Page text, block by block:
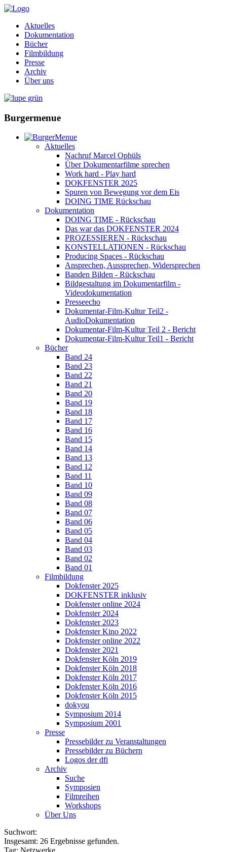
Aktuelles
Dokumentation
Bücher
Filmbildung
Presse
Archiv
Über uns
Burgermenue
Aktuelles
Nachruf Marcel Ophüls
Über Dokumentarfilme sprechen
Work hard - Play hard
DOKFENSTER 2025
Spuren von Bewegung vor dem Eis
DOING TIME Rückschau
Dokumentation
DOING TIME - Rückschau
Das war das DOKFENSTER 2024
PROZESSIEREN - Rückschau
KONSTELLATIONEN - Rückschau
Producing Spaces - Rückschau
Ansprechen, Aussprechen, Widersprechen
Banden Bilden - Rückschau
Bildgestaltung im Dokumentarfilm -
Videodokumentation
Presseecho
Dokumentar-Film-Kultur Teil2 -
AudioDokumentation
Dokumentar-Film-Kultur Teil 2 - Bericht
Dokumentar-Film-Kultur Teil1 - Bericht
Bücher
Band 24
Band 23
Band 22
Band 21
Band 20
Band 19
Band 18
Band 17
Band 16
Band 15
Band 14
Band 13
Band 12
Band 11
Band 10
Band 09
Band 08
Band 07
Band 06
Band 05
Band 04
Band 03
Band 02
Band 01
Filmbildung
Dokfenster 2025
DOKFENSTER inklusiv
Dokfenster online 2024
Dokfenster 2024
Dokfenster 2023
Dokfenster Kino 2022
Dokfenster online 2022
Dokfenster 2021
Dokfenster Köln 2019
Dokfenster Köln 2018
Dokfenster Köln 2017
Dokfenster Köln 2016
Dokfenster Köln 2015
dokyou
Symposium 2014
Symposium 2001
Presse
Pressebilder zu Veranstaltungen
Pressebilder zu Büchern
Logos der dfi
Archiv
Suche
Symposien
Filmreihen
Workshops
Über Uns
Suchwort:
Insgesamt: 26 Ergebnisse gefunden.